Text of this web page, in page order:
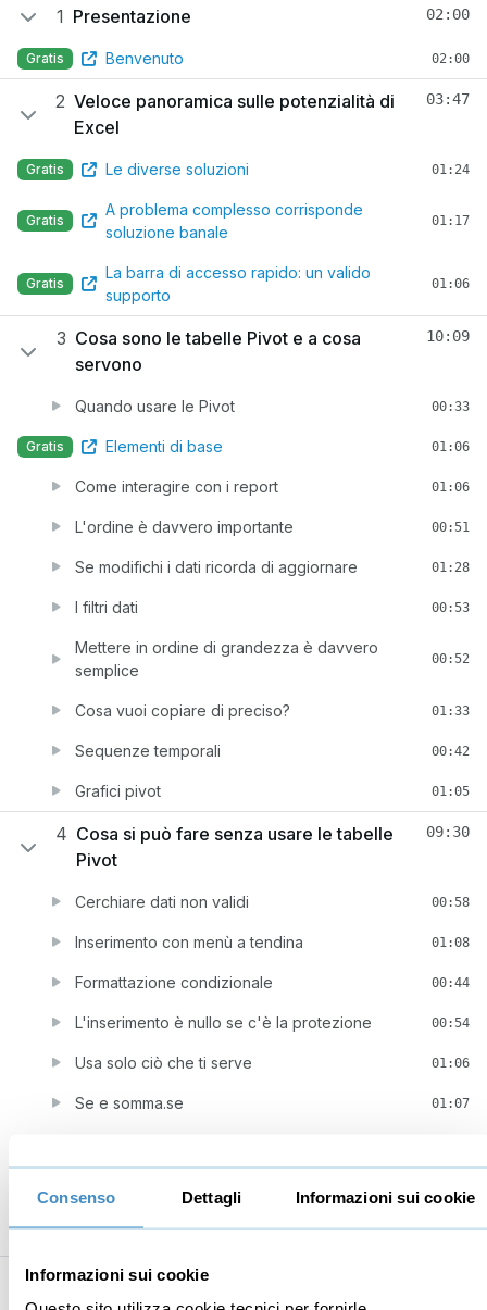
Consenso Dettagli Informazioni sui cookie
Informazioni sui cookie
1 Presentazione 02:00
Gratis Benvenuto 02:00
2 Veloce panoramica sulle potenzialità di
Excel
03:47
Gratis Le diverse soluzioni 01:24
Gratis
A problema complesso corrisponde
soluzione banale
01:17
Gratis
La barra di accesso rapido: un valido
supporto
01:06
3 Cosa sono le tabelle Pivot e a cosa
servono
10:09
Quando usare le Pivot 00:33
Gratis Elementi di base 01:06
Come interagire con i report 01:06
L'ordine è davvero importante 00:51
Se modifichi i dati ricorda di aggiornare 01:28
I filtri dati 00:53
Mettere in ordine di grandezza è davvero
semplice
00:52
Cosa vuoi copiare di preciso? 01:33
Sequenze temporali 00:42
Grafici pivot 01:05
4 Cosa si può fare senza usare le tabelle
Pivot
09:30
Cerchiare dati non validi 00:58
Inserimento con menù a tendina 01:08
Formattazione condizionale 00:44
L'inserimento è nullo se c'è la protezione 00:54
Usa solo ciò che ti serve 01:06
Se e somma.se 01:07